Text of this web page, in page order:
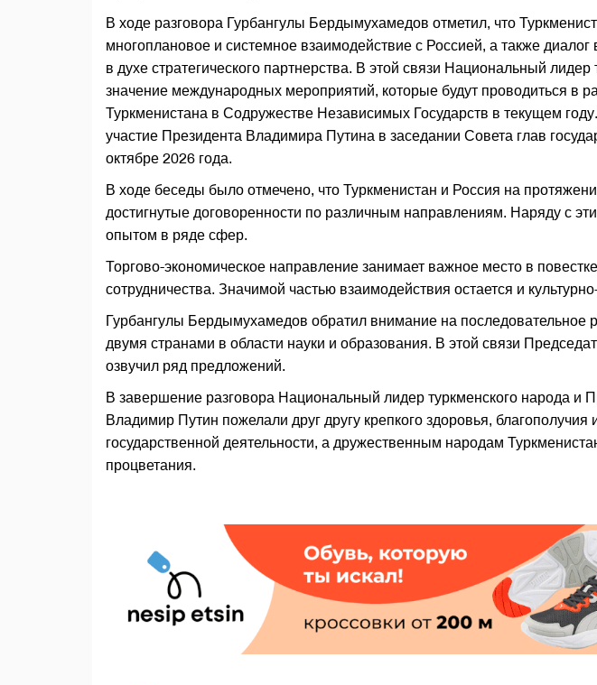
В ходе разговора Гурбангулы Бердымухамедов отметил, что
многоплановое и системное взаимодействие с Россией, а также
в духе стратегического партнерства. В этой связи Национальный
значение международных мероприятий, которые будут проводиться в
Туркменистана в Содружестве Независимых Государств в текущем
участие Президента Владимира Путина в заседании Совета глав
октябре 2026 года.
В ходе беседы было отмечено, что Туркменистан и Россия на
достигнутые договоренности по различным направлениям. Наряду с
опытом в ряде сфер.
Торгово-экономическое направление занимает важное место в
сотрудничества. Значимой частью взаимодействия остается и
Гурбангулы Бердымухамедов обратил внимание на последовательное
двумя странами в области науки и образования. В этой связи
озвучил ряд предложений.
В завершение разговора Национальный лидер туркменского народа и
Владимир Путин пожелали друг другу крепкого здоровья, благополучия
государственной деятельности, а дружественным народам
процветания.